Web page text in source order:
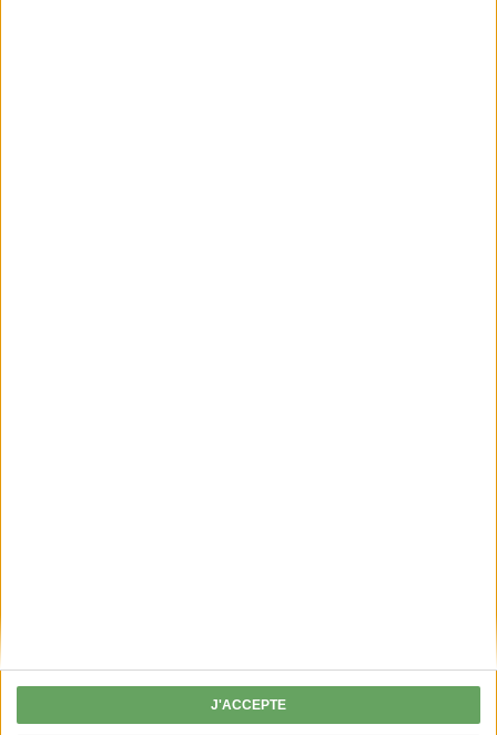
J'ACCEPTE
complémentaire de vènerie sous terre du blaireau
depuis le début de l’année 2023.